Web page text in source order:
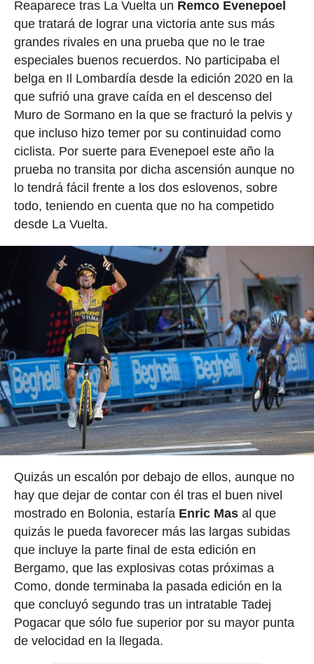
Reaparece tras La Vuelta un Remco Evenepoel
que tratará de lograr una victoria ante sus más
grandes rivales en una prueba que no le trae
especiales buenos recuerdos. No participaba el
belga en Il Lombardía desde la edición 2020 en la
que sufrió una grave caída en el descenso del
Muro de Sormano en la que se fracturó la pelvis y
que incluso hizo temer por su continuidad como
ciclista. Por suerte para Evenepoel este año la
prueba no transita por dicha ascensión aunque no
lo tendrá fácil frente a los dos eslovenos, sobre
todo, teniendo en cuenta que no ha competido
desde La Vuelta.
Quizás un escalón por debajo de ellos, aunque no
hay que dejar de contar con él tras el buen nivel
mostrado en Bolonia, estaría Enric Masal que
quizás le pueda favorecer más las largas subidas
que incluye la parte final de esta edición en
Bergamo, que las explosivas cotas próximas a
Como, donde terminaba la pasada edición en la
que concluyó segundo tras un intratable Tadej
Pogacar que sólo fue superior por su mayor punta
de velocidad en la llegada.